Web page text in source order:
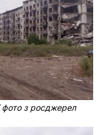
фото з росджерел